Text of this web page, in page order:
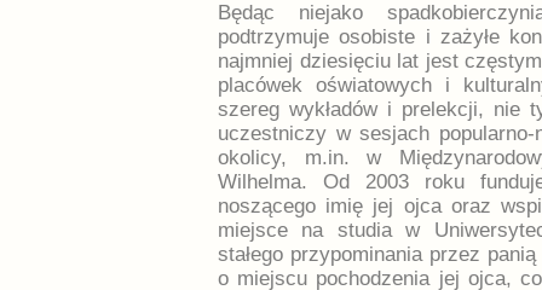
Będąc niejako
podtrzymuje osobiste i zażyłe
najmniej dziesięciu lat jest
placówek oświatowych i
szereg wykładów i prelekcji, nie
uczestniczy w sesjach
okolicy, m.in. w
Wilhelma. Od 2003 roku
noszącego imię jej ojca oraz
miejsce na studia w
stałego przypominania przez
o miejscu pochodzenia jej ojca,